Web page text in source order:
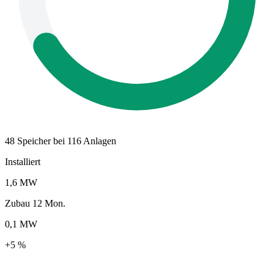
48 Speicher bei 116 Anlagen
Installiert
1,6 MW
Zubau 12 Mon.
0,1 MW
+5 %